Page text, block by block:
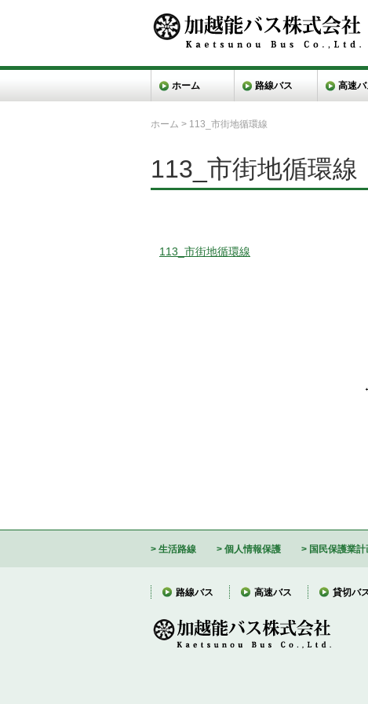
ホーム 路線バス 高速バ
ホーム > 113_市街地循環線
113_市街地循環線
113_市街地循環線
生活路線 個人情報保護 国民保護業計
路線バス 高速バス 貸切バ